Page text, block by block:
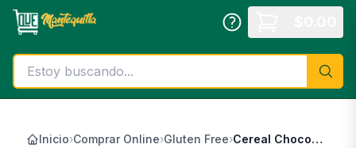
Saltar al contenido principal
Inicio›Comprar Online›Gluten Free› Cereal ChocoBalls Schar 250gr Gluten Free